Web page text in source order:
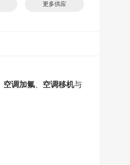
更多供应
空调加氟 空调移机与